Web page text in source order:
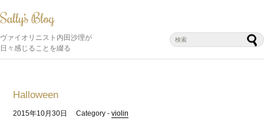
ヴァイオリニスト内田沙理が
日々感じることを綴る
Halloween
2015年10月30日 Category -violin